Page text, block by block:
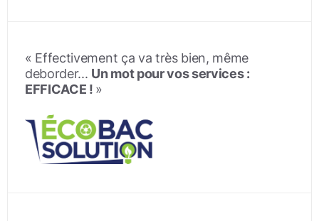
« Effectivement ça va très bien, même
deborder... Un mot pour vos services :
EFFICACE ! »